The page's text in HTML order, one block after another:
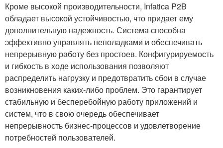
Кроме высокой производительности, Infatica P2B
обладает высокой устойчивостью, что придает ему
дополнительную надежность. Система способна
эффективно управлять неполадками и обеспечивать
непрерывную работу без простоев. Конфигурируемость
и гибкость в ходе использования позволяют
распределить нагрузку и предотвратить сбои в случае
возникновения каких-либо проблем. Это гарантирует
стабильную и бесперебойную работу приложений и
систем, что в свою очередь обеспечивает
непрерывность бизнес-процессов и удовлетворение
потребностей пользователей.